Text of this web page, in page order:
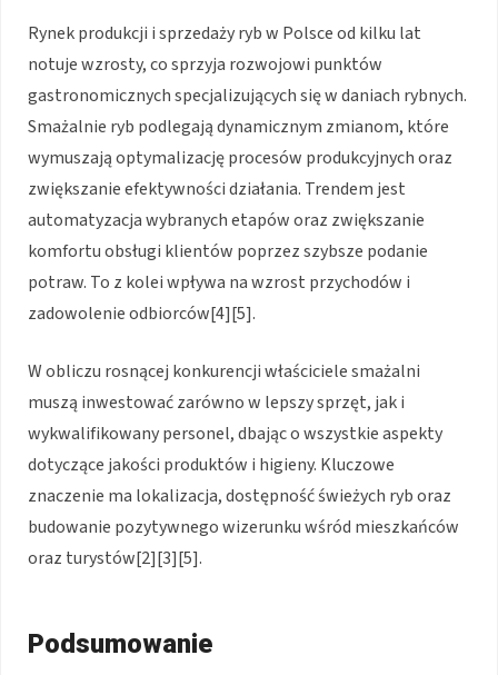
Rynek produkcji i sprzedaży ryb w Polsce od kilku lat
notuje wzrosty, co sprzyja rozwojowi punktów
gastronomicznych specjalizujących się w daniach rybnych.
Smażalnie ryb podlegają dynamicznym zmianom, które
wymuszają optymalizację procesów produkcyjnych oraz
zwiększanie efektywności działania. Trendem jest
automatyzacja wybranych etapów oraz zwiększanie
komfortu obsługi klientów poprzez szybsze podanie
potraw. To z kolei wpływa na wzrost przychodów i
zadowolenie odbiorców[4][5].
W obliczu rosnącej konkurencji właściciele smażalni
muszą inwestować zarówno w lepszy sprzęt, jak i
wykwalifikowany personel, dbając o wszystkie aspekty
dotyczące jakości produktów i higieny. Kluczowe
znaczenie ma lokalizacja, dostępność świeżych ryb oraz
budowanie pozytywnego wizerunku wśród mieszkańców
oraz turystów[2][3][5].
Podsumowanie